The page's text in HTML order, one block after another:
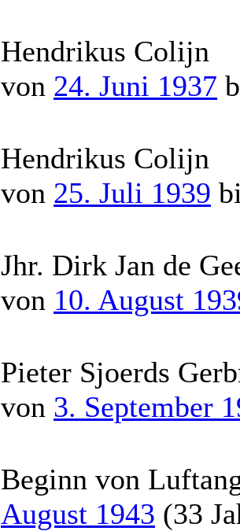
Hendrikus Colijn
von 24. Juni 1937
Hendrikus Colijn
von 25. Juli 1939
Jhr. Dirk Jan de
von 10. August
Pieter Sjoerds
von 3. September
Beginn von
August 1943 (33